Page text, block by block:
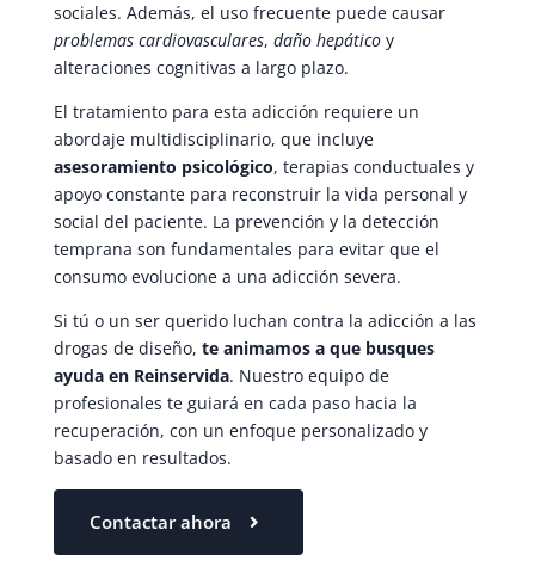
sociales. Además, el uso frecuente puede causar
problemas cardiovasculares, daño hepáticoy
alteraciones cognitivas a largo plazo.
El tratamiento para esta adicción requiere un
abordaje multidisciplinario, que incluye
asesoramiento psicológico, terapias conductuales y
apoyo constante para reconstruir la vida personal y
social del paciente. La prevención y la detección
temprana son fundamentales para evitar que el
consumo evolucione a una adicción severa.
Si tú o un ser querido luchan contra la adicción a las
drogas de diseño, te animamos a que busques
ayuda en Reinservida. Nuestro equipo de
profesionales te guiará en cada paso hacia la
recuperación, con un enfoque personalizado y
basado en resultados.
Contactar ahora